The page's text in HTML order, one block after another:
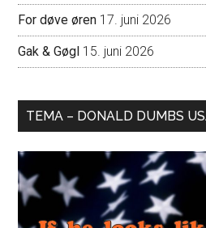
For døve øren 17. juni 2026
Gak & Gøgl 15. juni 2026
TEMA – DONALD DUMBS